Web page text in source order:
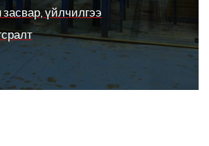
үйлчилгээ